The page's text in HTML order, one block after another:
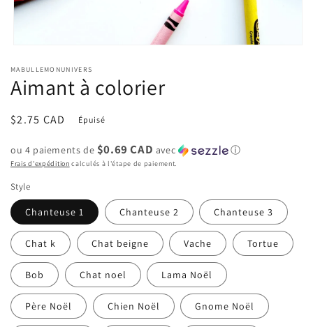
média
1
dans
fenêtre
modale
MABULLEMONUNIVERS
Aimant à colorier
Prix
$2.75 CAD Épuisé
ou 4 paiements de $0.69 CAD avec ⓘ
Frais d'expédition calculés à l'étape de paiement.
Style
Chanteuse 1 Chanteuse 2 Chanteuse 3
Chat k Chat beigne Vache Tortue
Bob Chat noel Lama Noël
Père Noël Chien Noël Gnome Noël